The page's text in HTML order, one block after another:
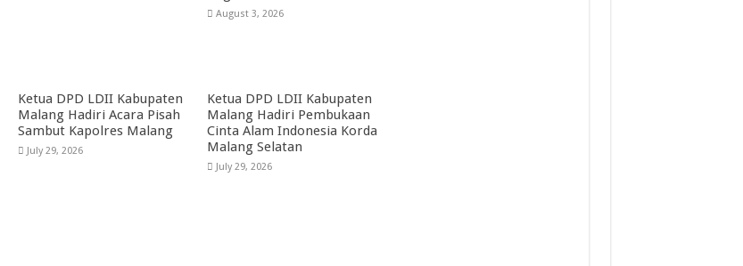
August 3, 2026
Ketua DPD LDII Kabupaten
Malang Hadiri Acara Pisah
Sambut Kapolres Malang
July 29, 2026
Ketua DPD LDII Kabupaten
Malang Hadiri Pembukaan
Cinta Alam Indonesia Korda
Malang Selatan
July 29, 2026